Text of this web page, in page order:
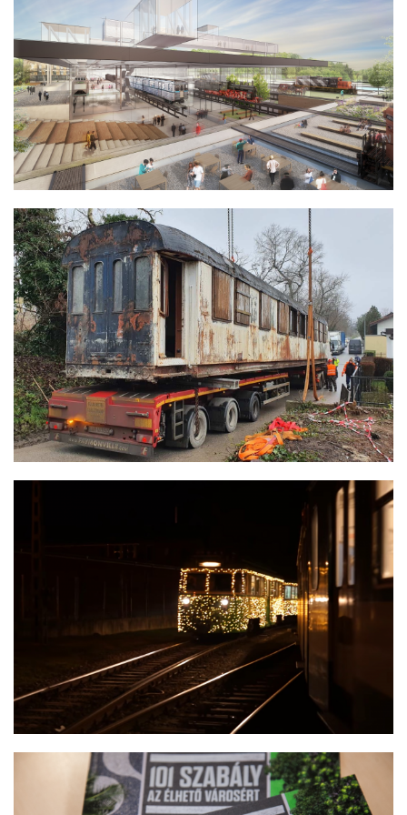
ILYEN VOLT 2020 A KÖZLEKEDÉSI
MÚZEUM SZÁMÁRA
TURÁN 9 VASÚTI KOCSI
FÉNYHÉV